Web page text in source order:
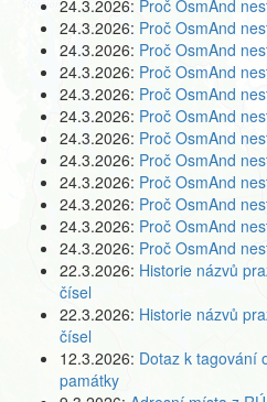
24.3.2026: Proč OsmAnd
24.3.2026: Proč OsmAnd
24.3.2026: Proč OsmAnd
24.3.2026: Proč OsmAnd
24.3.2026: Proč OsmAnd
24.3.2026: Proč OsmAnd
24.3.2026: Proč OsmAnd
24.3.2026: Proč OsmAnd
24.3.2026: Proč OsmAnd
24.3.2026: Proč OsmAnd
24.3.2026: Proč OsmAnd
24.3.2026: Proč OsmAnd
22.3.2026: Historie názvů
čísel
22.3.2026: Historie názvů
čísel
12.3.2026: Dotaz k tagování
památky